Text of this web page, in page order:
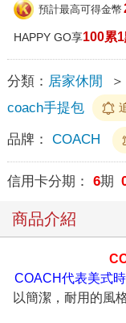
預計最高可得金幣
HAPPY GO享100累
分類： 居家休閒 ＞
coach手提包
品牌： COACH
信用卡分期： 6期
商品介紹
COACH代表美式
以簡潔，耐用的風